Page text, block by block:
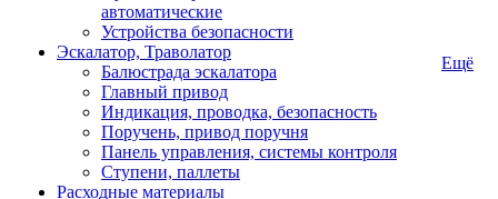
автоматические
Устройства безопасности
Эскалатор, Траволатор
Балюстрада эскалатора
Главный привод
Индикация, проводка, безопасность
Поручень, привод поручня
Панель управления, системы контроля
Ступени, паллеты
Расходные материалы
Ещё